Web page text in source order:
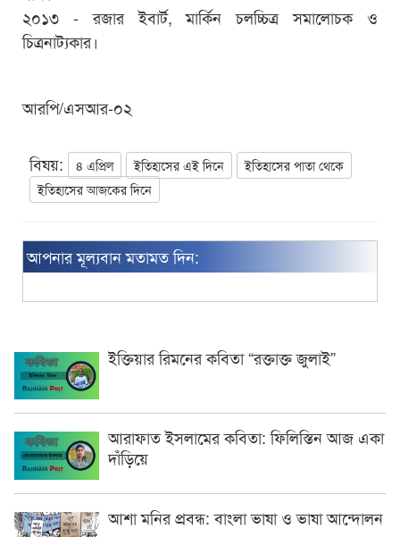
২০১৩ - রজার ইবার্ট, মার্কিন চলচ্চিত্র সমালোচক ও
চিত্রনাট্যকার।
আরপি/এসআর-০২
বিষয়: ৪ এপ্রিল ইতিহাসের এই দিনে
ইতিহাসের পাতা থেকে
ইতিহাসের আজকের দিনে
আপনার মূল্যবান মতামত দিন:
ইক্তিয়ার রিমনের কবিতা “রক্তাক্ত জুলাই”
আরাফাত ইসলামের কবিতা: ফিলিস্তিন আজ একা
দাঁড়িয়ে
আশা মনির প্রবন্ধ: বাংলা ভাষা ও ভাষা আন্দোলন